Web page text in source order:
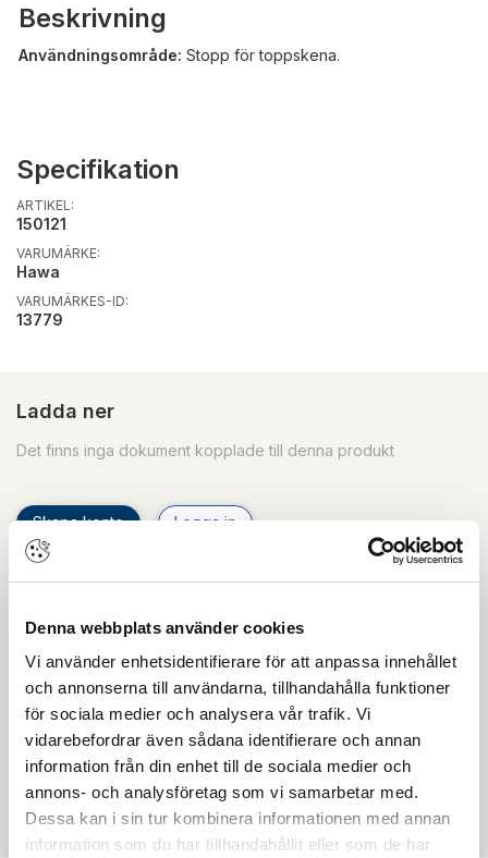
Denna webbplats använder cookies
Vi använder enhetsidentifierare för att anpassa innehållet
och annonserna till användarna, tillhandahålla funktioner
för sociala medier och analysera vår trafik. Vi
vidarebefordrar även sådana identifierare och annan
information från din enhet till de sociala medier och
annons- och analysföretag som vi samarbetar med.
Dessa kan i sin tur kombinera informationen med annan
information som du har tillhandahållit eller som de har
Beskrivning
Användningsområde: Stopp för toppskena.
Specifikation
ARTIKEL:
150121
VARUMÄRKE:
Hawa
VARUMÄRKES-ID:
13779
Ladda ner
Det finns inga dokument kopplade till denna produkt
Skapa konto Logga in
Skapa inloggning, bli företagskund eller logga in för att
produktblad, ritningar, monteringsbeskrivningar samt
övriga dokument.
Filmer
Det finns ännu ingen film för denna produkt